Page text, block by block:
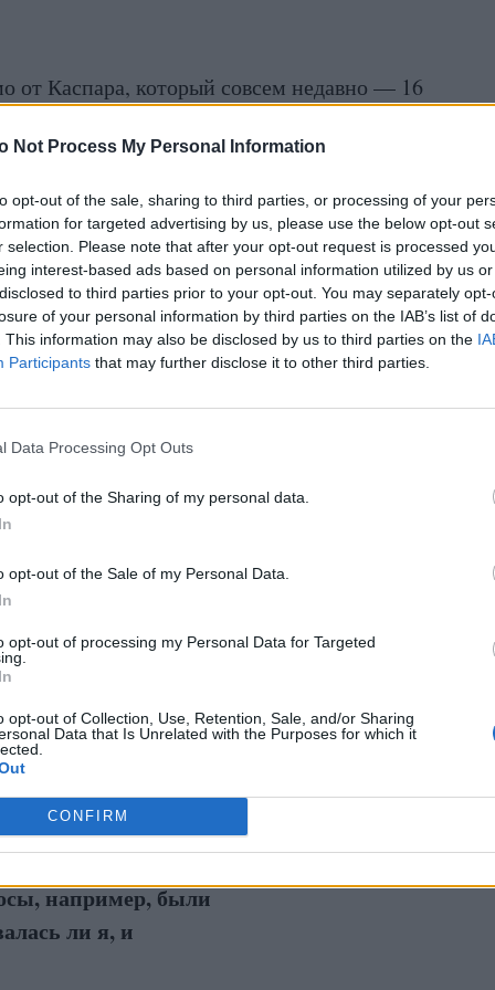
Not Process My Personal Information
opt-out of the sale, sharing to third parties, or processing of your
for targeted advertising by us, please use the below opt-out
selection. Please note that after your opt-out request is processed
interest-based ads based on personal information utilized by us
to third parties prior to your opt-out. You may separately
of your personal information by third parties on the IAB’s list of
This information may also be disclosed by us to third parties on the
Participants that may further disclose it to other third parties.
Data Processing Opt Outs
opt-out of the Sharing of my personal data.
opt-out of the Sale of my Personal Data.
opt-out of processing my Personal Data for Targeted
opt-out of Collection, Use, Retention, Sale, and/or Sharing
Data that Is Unrelated with the Purposes for which it
CONFIRM
от Каспара, который совсем недавно — 16
“Snapchat”, где он выдал себя за
эксперимента выяснить, к чему это
он добавил некоего человека по имени
34 года. Информация о том, что
испугала и не стала причиной прекратить
проходил эксперимент: “Важно
которую я предоставлял о себе (имя,
и использовалась только как
этого человека. Моей целью не
на то, что он сам признал, что слишком
я продолжил общение и получил
что живёт в Риге, в Пурвциемсе,
с услугами “Bolt”).
вымышленное
фотографии из
задавал
например, были
ли я, и